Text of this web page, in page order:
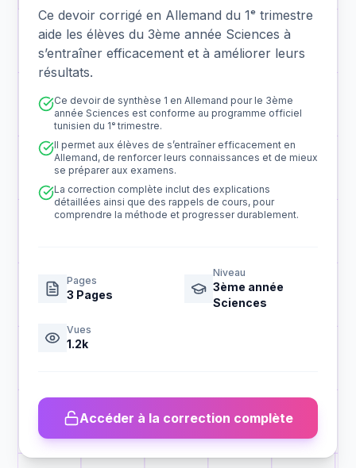
Ce devoir corrigé en Allemand du 1ᵉ trimestre
aide les élèves du 3ème année Sciences à
s’entraîner efficacement et à améliorer leurs
résultats.
Ce devoir de synthèse 1 en Allemand pour le 3ème
année Sciences est conforme au programme officiel
tunisien du 1ᵉ trimestre.
Il permet aux élèves de s’entraîner efficacement en
Allemand, de renforcer leurs connaissances et de mieux
se préparer aux examens.
La correction complète inclut des explications
détaillées ainsi que des rappels de cours, pour
comprendre la méthode et progresser durablement.
Pages
3 Pages
Niveau
3ème année
Sciences
Vues
1.2k
Accéder à la correction complète